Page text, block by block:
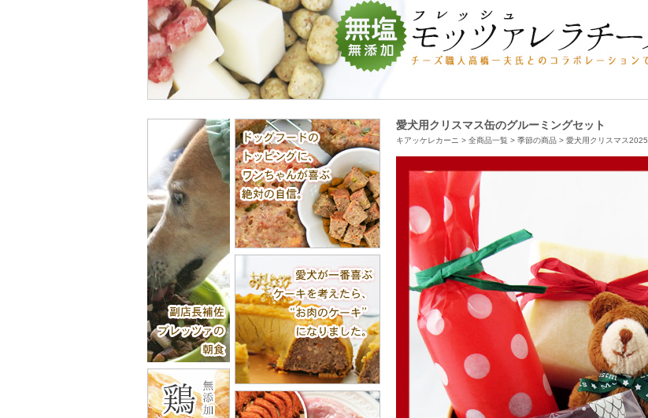
愛犬用クリスマス缶のグルーミングセット
キアッケレカーニ > 全商品一覧 > 季節の商品> 愛犬用クリスマス2025